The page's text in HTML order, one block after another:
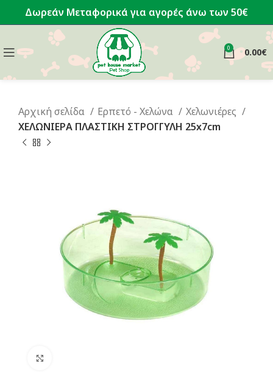
Δωρεάν Μεταφορικά για αγορές άνω των 50€
0 0.00€
Αρχική σελίδα Ερπετό - Χελώνα
Χελωνιέρες
ΧΕΛΩΝΙΕΡΑ ΠΛΑΣΤΙΚΗ ΣΤΡΟΓΓΥΛΗ 25x7cm